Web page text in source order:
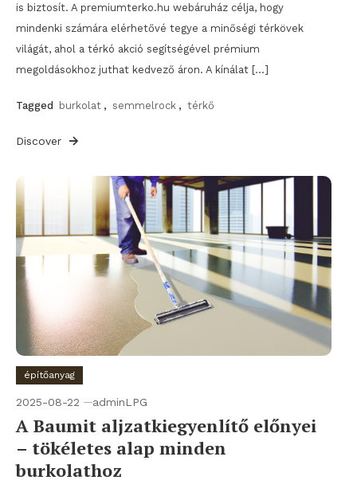
is biztosít. A premiumterko.hu webáruház célja, hogy
mindenki számára elérhetővé tegye a minőségi térkövek
világát, ahol a térkó akció segítségével prémium
megoldásokhoz juthat kedvező áron. A kínálat […]
Tagged burkolat , semmelrock , térkő
Discover
építőanyag
2025-08-22 adminLPG
A Baumit aljzatkiegyenlítő előnyei
– tökéletes alap minden
burkolathoz